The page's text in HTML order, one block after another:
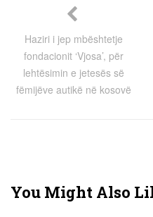
Haziri i jep mbështetje
fondacionit ‘Vjosa’, për
lehtësimin e jetesës së
fëmijëve autikë në kosovë
You Might Also